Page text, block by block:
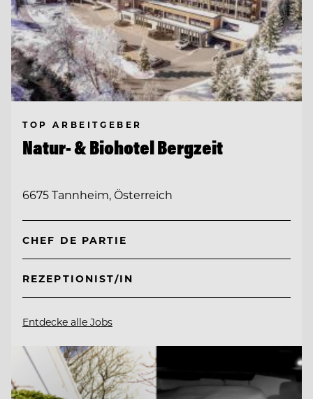
TOP ARBEITGEBER
Natur- & Biohotel Bergzeit
6675 Tannheim, Österreich
CHEF DE PARTIE
REZEPTIONIST/IN
Entdecke alle Jobs